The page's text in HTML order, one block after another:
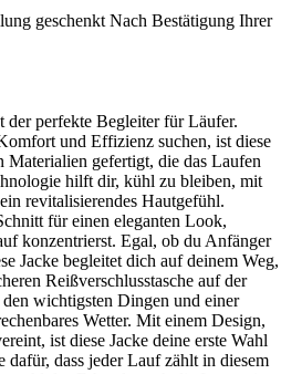
geschenkt Nach Bestätigung Ihrer
perfekte Begleiter für Läufer.
und Effizienz suchen, ist diese
Materialien gefertigt, die das Laufen
hilft dir, kühl zu bleiben, mit
revitalisierendes Hautgefühl.
für einen eleganten Look,
konzentrierst. Egal, ob du Anfänger
Jacke begleitet dich auf deinem Weg,
Reißverschlusstasche auf der
wichtigsten Dingen und einer
Wetter. Mit einem Design,
ist diese Jacke deine erste Wahl
dafür, dass jeder Lauf zählt in diesem